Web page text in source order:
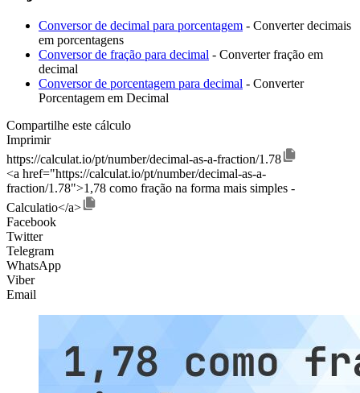
Conversor de decimal para porcentagem - Converter decimais
em porcentagens
Conversor de fração para decimal - Converter fração em
decimal
Conversor de porcentagem para decimal - Converter
Porcentagem em Decimal
Compartilhe este cálculo
Imprimir
https://calculat.io/pt/number/decimal-as-a-fraction/1.78
<a href="https://calculat.io/pt/number/decimal-as-a-
fraction/1.78">1,78 como fração na forma mais simples -
Calculatio</a>
Facebook
Twitter
Telegram
WhatsApp
Viber
Email